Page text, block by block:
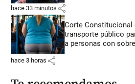
hace 33 minutos share
Corte Constitucional
transporte público
a personas con
hace 3 horas share